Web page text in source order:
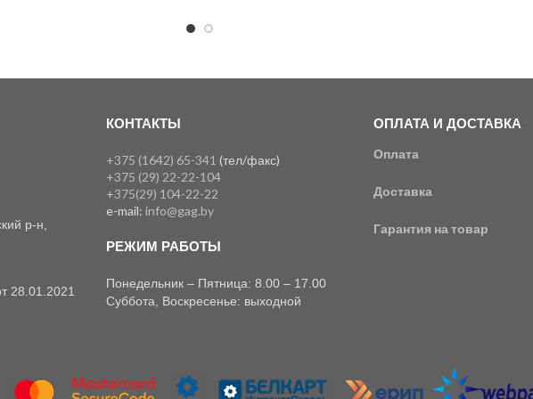
р-н,
28.01.2021
КОНТАКТЫ
+375 (1642) 65-341 (тел/факс)
+375 (29) 22-22-104
+375(29) 104-22-22
e-mail: info@gag.by
РЕЖИМ РАБОТЫ
Понедельник – Пятница: 8.00 – 17.00
Суббота, Воскресенье: выходной
ОПЛАТА И ДОСТАВКА
Оплата
Доставка
Гарантия на товар